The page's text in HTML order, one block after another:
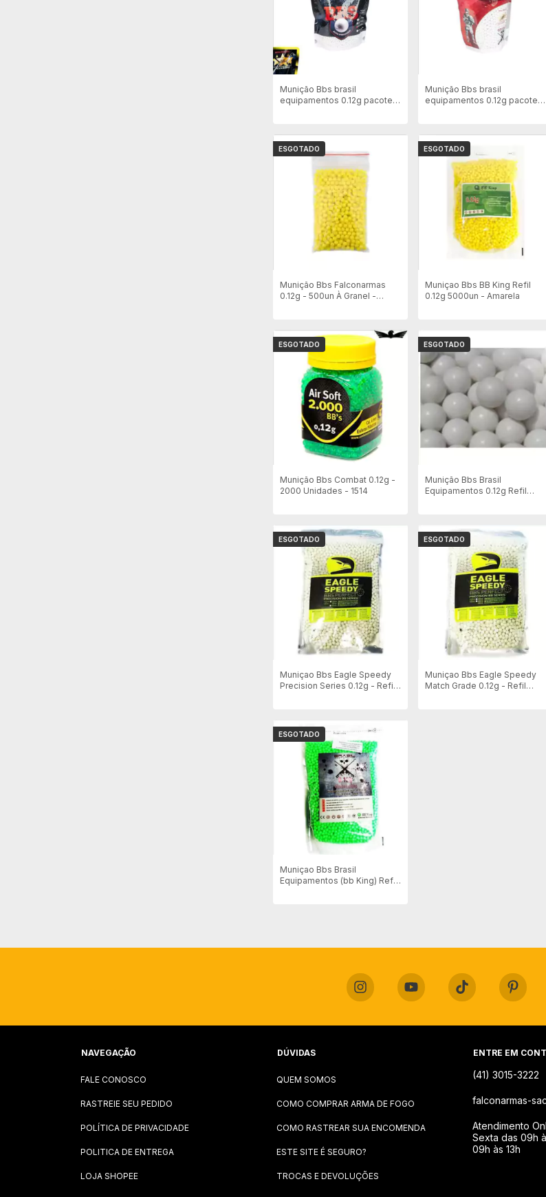
Munição Bbs brasil
equipamentos 0.12g pacote
Munição Bbs brasil
equipamentos 0.12g pacote
ESGOTADO
Munição Bbs Falconarmas
0.12g - 500un À Granel -
ESGOTADO
Muniçao Bbs BB King Refil
0.12g 5000un - Amarela
ESGOTADO
Munição Bbs Combat 0.12g -
2000 Unidades - 1514
ESGOTADO
Munição Bbs Brasil
Equipamentos 0.12g Refil
ESGOTADO
Muniçao Bbs Eagle Speedy
Precision Series 0.12g - Refil
ESGOTADO
Muniçao Bbs Eagle Speedy
Match Grade 0.12g - Refil
ESGOTADO
Muniçao Bbs Brasil
Equipamentos (bb King) Refil
NAVEGAÇÃO
FALE CONOSCO
RASTREIE SEU PEDIDO
POLÍTICA DE PRIVACIDADE
POLITICA DE ENTREGA
LOJA SHOPEE
DÚVIDAS
QUEM SOMOS
COMO COMPRAR ARMA DE FOGO
COMO RASTREAR SUA ENCOMENDA
ESTE SITE É SEGURO?
TROCAS E DEVOLUÇÕES
ENTRE EM
(41) 3015-3222
falconarmas-
Atendimento
Sexta das 09h
09h às 13h